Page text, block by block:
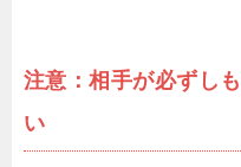
注意：相手が必ずし
い